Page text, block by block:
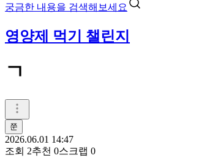
궁금한 내용을 검색해보세요
영양제 먹기 챌린지
ㄱ
쭌
2026.06.01 14:47
조회 2추천 0스크랩 0